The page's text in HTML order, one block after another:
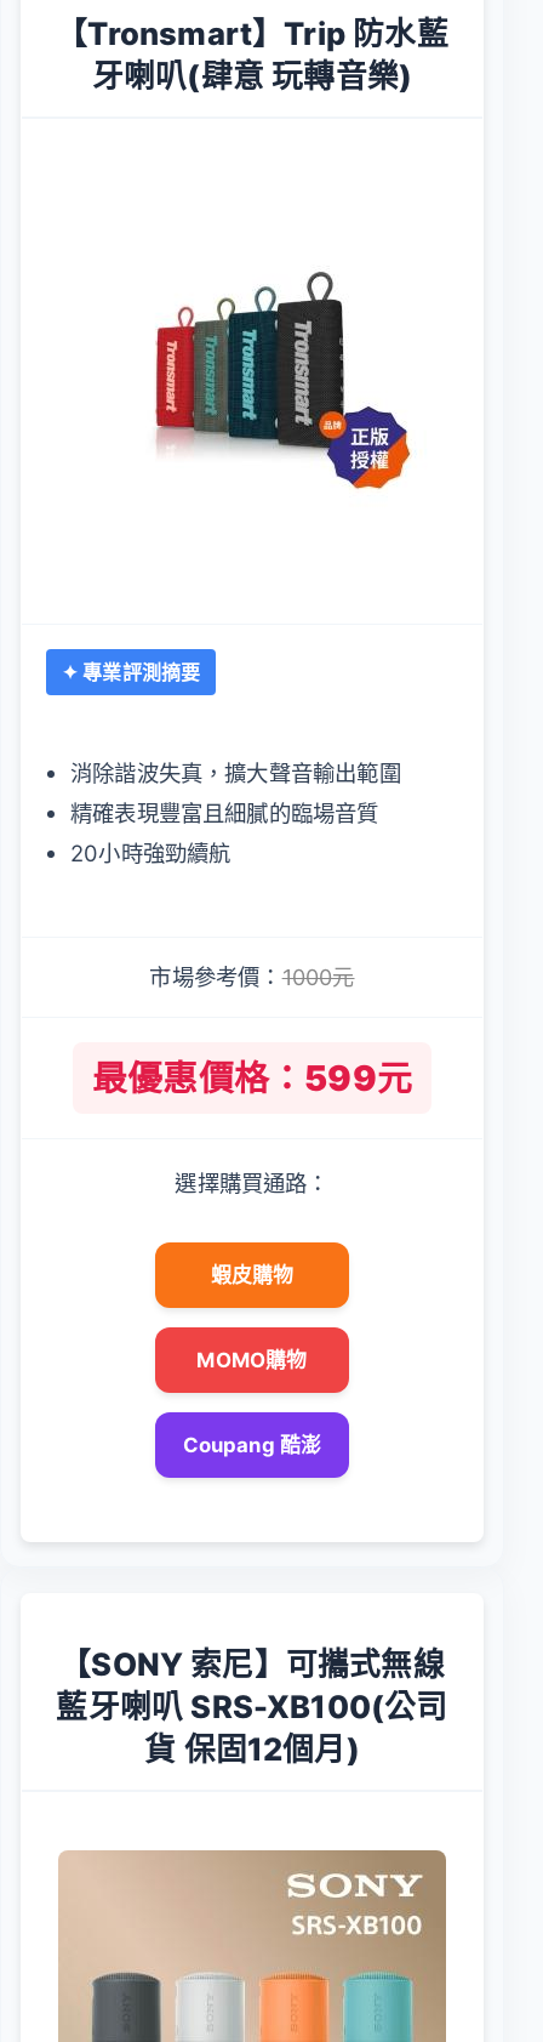
【Tronsmart】Trip 防水藍
牙喇叭(肆意 玩轉音樂)
✦ 專業評測摘要
消除諧波失真，擴大聲音輸出範圍
精確表現豐富且細膩的臨場音質
20小時強勁續航
市場參考價：1000元
最優惠價格：599元
選擇購買通路：
蝦皮購物
MOMO購物
Coupang 酷澎
【SONY 索尼】可攜式無線
藍牙喇叭 SRS-XB100(公司
貨 保固12個月)